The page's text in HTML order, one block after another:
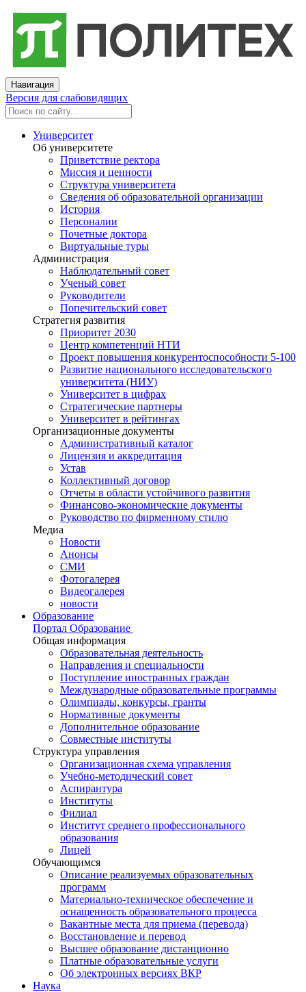
Навигация
Версия для слабовидящих
Университет
Об университете
Приветствие ректора
Миссия и ценности
Структура университета
Сведения об образовательной организации
История
Персоналии
Почетные доктора
Виртуальные туры
Администрация
Наблюдательный совет
Ученый совет
Руководители
Попечительский совет
Стратегия развития
Приоритет 2030
Центр компетенций НТИ
Проект повышения конкурентоспособности 5-100
Развитие национального исследовательского
университета (НИУ)
Университет в цифрах
Стратегические партнеры
Университет в рейтингах
Организационные документы
Административный каталог
Лицензия и аккредитация
Устав
Коллективный договор
Отчеты в области устойчивого развития
Финансово-экономические документы
Руководство по фирменному стилю
Медиа
Новости
Анонсы
СМИ
Фотогалерея
Видеогалерея
новости
Образование
Портал Образование
Общая информация
Образовательная деятельность
Направления и специальности
Поступление иностранных граждан
Международные образовательные программы
Олимпиады, конкурсы, гранты
Нормативные документы
Дополнительное образование
Совместные институты
Структура управления
Организационная схема управления
Учебно-методический совет
Аспирантура
Институты
Филиал
Институт среднего профессионального
образования
Лицей
Обучающимся
Описание реализуемых образовательных
программ
Материально-техническое обеспечение и
оснащенность образовательного процесса
Вакантные места для приема (перевода)
Восстановление и перевод
Высшее образование дистанционно
Платные образовательные услуги
Об электронных версиях ВКР
Наука